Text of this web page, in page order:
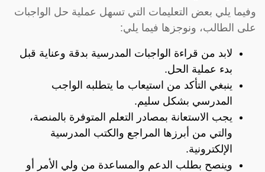
وفيما يلي بعض التعليمات التي تسهل عملية حل الواجبات
على الطالب، ونوجزها فيما يلي:
لابد من قراءة الواجبات المدرسية بدقة وعناية قبل
بدء عملية الحل.
ينبغي التأكد من استيعاب ما يتطلبه الواجب
المدرسي بشكل سليم.
يجب الاستعانة بمصادر التعلم المتوفرة بالمنصة،
والتي من أبرزها المراجع والكتب المدرسية
الإلكترونية.
وينصح بطلب الدعم والمساعدة من ولي الأمر أو